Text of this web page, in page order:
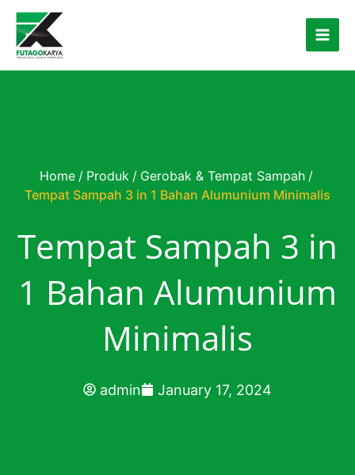
Skip to content
Home / Produk / Gerobak & Tempat Sampah /
Tempat Sampah 3 in 1 Bahan Alumunium Minimalis
Tempat Sampah 3 in
1 Bahan Alumunium
Minimalis
admin January 17, 2024